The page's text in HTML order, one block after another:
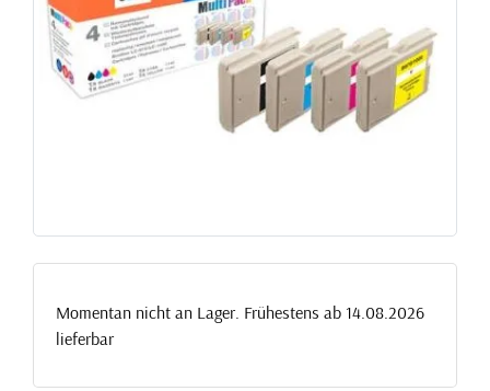
Momentan nicht an Lager. Frühestens ab 14.08.2026
lieferbar